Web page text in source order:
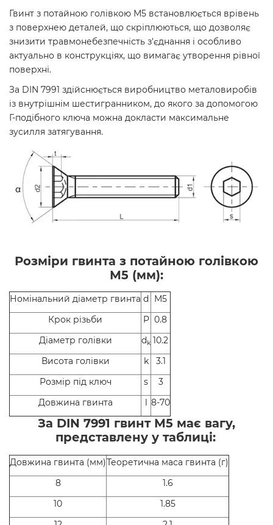
Гвинт з потайною голівкою М5 встановлюється врівень
з поверхнею деталей, що скріплюються, що дозволяє
знизити травмонебезпечність з'єднання і особливо
актуально в конструкціях, що вимагає утворення рівної
поверхні.
За DIN 7991 здійснюється виробництво металовиробів
із внутрішнім шестигранником, до якого за допомогою
Г-подібного ключа можна докласти максимальне
зусилля затягування.
Розміри гвинта з потайною голівкою
М5 (мм):
Номінальний діаметр гвинта d
М5
Крок різьби
P 0.8
Діаметр голівки
dk 10.2
Висота голівки
k
3.1
Розмір під ключ
s
3
Довжина гвинта
8-70
За DIN 7991 гвинт М5 має вагу,
представлену у таблиці:
Довжина гвинта (мм)Теоретична маса гвинта (г)
8
1.6
10
1.85